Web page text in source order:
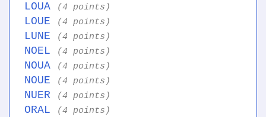
LOUA (4 points)
LOUE (4 points)
LUNE (4 points)
NOEL (4 points)
NOUA (4 points)
NOUE (4 points)
NUER (4 points)
ORAL (4 points)